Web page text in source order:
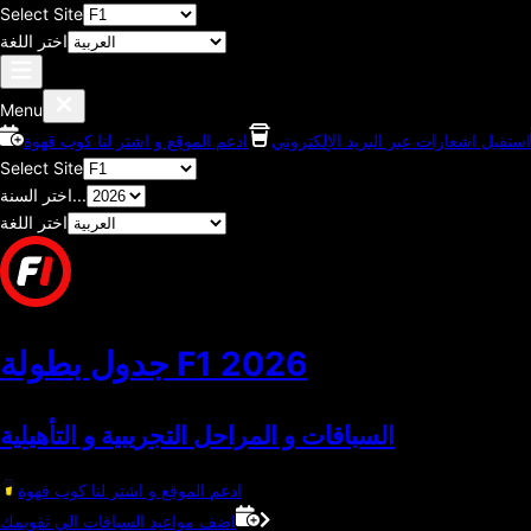
Select Site
اختر اللغة
Menu
استقبل اشعارات عبر البريد الإلكتروني
ادعم الموقع و اشتر لنا كوب قهوة
Select Site
اختر السنة...
اختر اللغة
جدول بطولة F1 2026
السباقات و المراحل التجريبية و التأهيلية
ادعم الموقع و اشتر لنا كوب قهوة
اضف مواعيد السباقات الي تقويمك